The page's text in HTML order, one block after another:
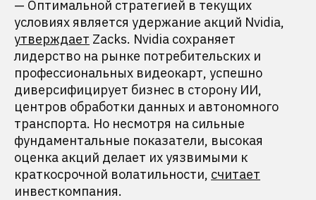
— Оптимальной стратегией в текущих
условиях является удержание акций Nvidia,
утверждает Zacks. Nvidia сохраняет
лидерство на рынке потребительских и
профессиональных видеокарт, успешно
диверсифицирует бизнес в сторону ИИ,
центров обработки данных и автономного
транспорта. Но несмотря на сильные
фундаментальные показатели, высокая
оценка акций делает их уязвимыми к
краткосрочной волатильности, считает
инвесткомпания.